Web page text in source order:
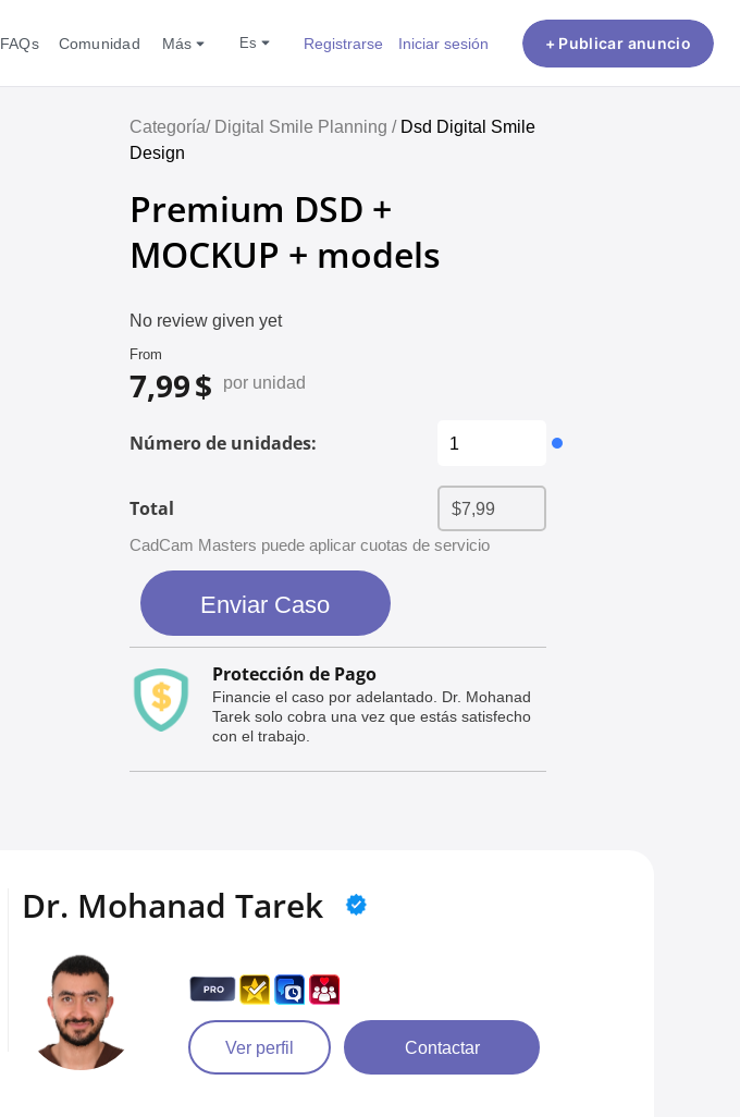
FAQs Comunidad Más es Registrarse Iniciar sesión + Publicar anuncio
Categoría/ Digital Smile Planning /Dsd Digital Smile
Design
Premium DSD +
MOCKUP + models
No review given yet
From
7,99 $ por unidad
Número de unidades:
Total
CadCam Masters puede aplicar cuotas de servicio
Enviar Caso
Protección de Pago
Financie el caso por adelantado. Dr. Mohanad
Tarek solo cobra una vez que estás satisfecho
con el trabajo.
Dr. Mohanad Tarek
Ver perfil Contactar